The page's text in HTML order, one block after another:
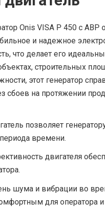
Onis VISA P 450 с
и надежное
что делает его
строительных
этот генератор
сбоев на протяжении
позволяет
времени.
двигателя
шума и вибрации во
для оператора